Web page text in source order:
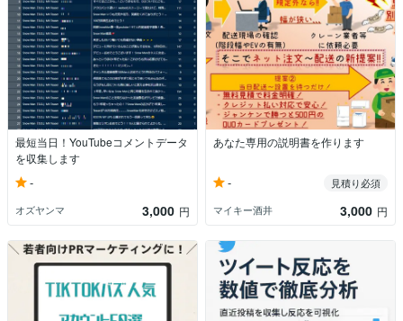
最短当日！YouTubeコメントデータ
を収集します
-
オズヤンマ 3,000 円
あなた専用の説明書を作ります
-
見積り必須
マイキー酒井
3,000 円